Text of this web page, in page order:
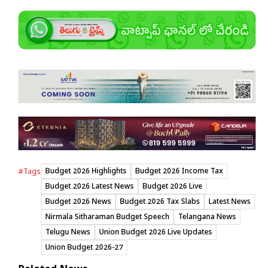
#Tags Budget 2026 Highlights
Budget 2026 Income Tax
Budget 2026 Latest News
Budget 2026 Live
Budget 2026 News
Budget 2026 Tax Slabs
Latest News
Nirmala Sitharaman Budget Speech
Telangana News
Telugu News
Union Budget 2026 Live Updates
Union Budget 2026-27